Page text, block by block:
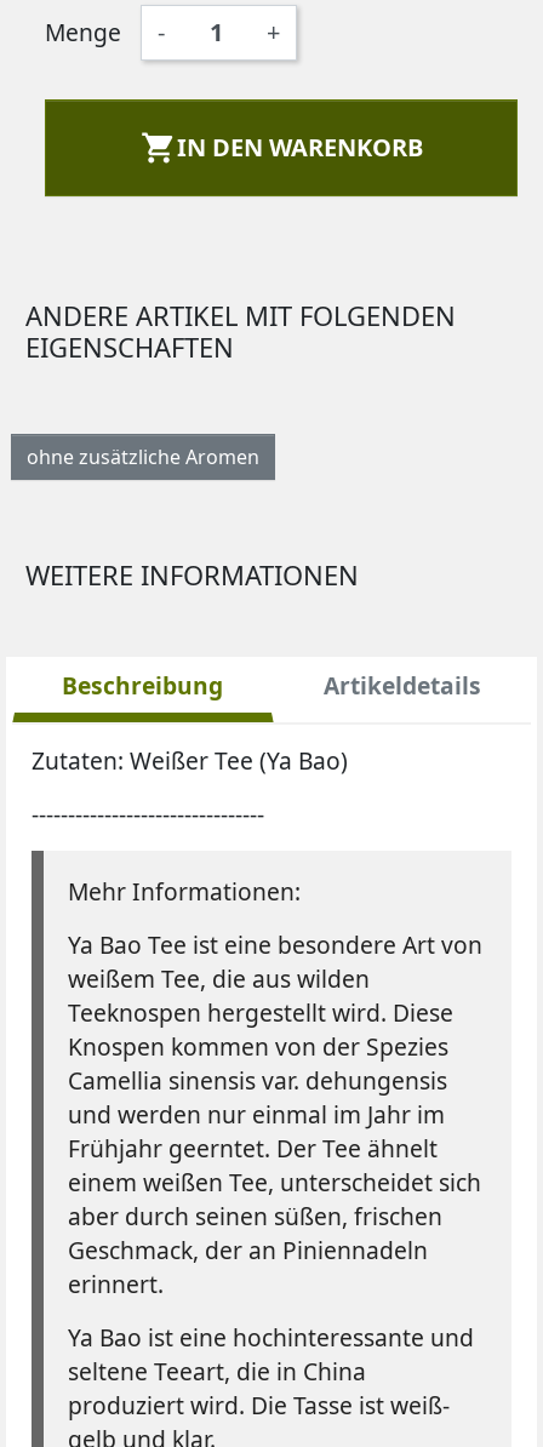
Menge - +
IN DEN WARENKORB
ANDERE ARTIKEL MIT FOLGENDEN
EIGENSCHAFTEN
ohne zusätzliche Aromen
WEITERE INFORMATIONEN
Beschreibung Artikeldetails
Zutaten: Weißer Tee (Ya Bao)
--------------------------------
Mehr Informationen:
Ya Bao Tee ist eine besondere Art von
weißem Tee, die aus wilden
Teeknospen hergestellt wird. Diese
Knospen kommen von der Spezies
Camellia sinensis var. dehungensis
und werden nur einmal im Jahr im
Frühjahr geerntet. Der Tee ähnelt
einem weißen Tee, unterscheidet sich
aber durch seinen süßen, frischen
Geschmack, der an Piniennadeln
erinnert.
Ya Bao ist eine hochinteressante und
seltene Teeart, die in China
produziert wird. Die Tasse ist weiß-
gelb und klar.